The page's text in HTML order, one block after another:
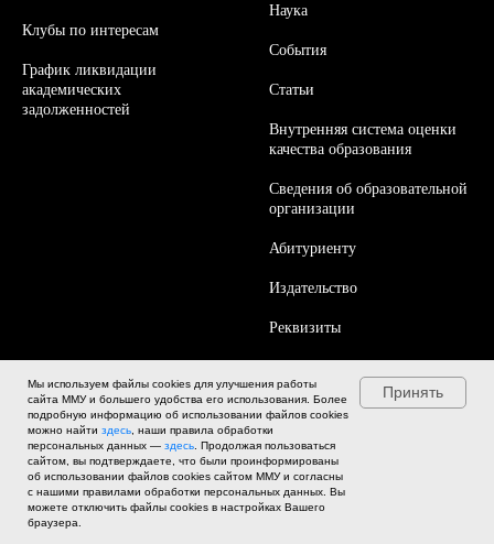
Клубы по интересам
График ликвидации
академических
задолженностей
Наука
События
Статьи
Внутренняя система оценки
качества образования
Сведения об образовательной
организации
Абитуриенту
Издательство
Реквизиты
Работа в ММУ
Мы используем файлы cookies для улучшения работы
сайта ММУ и большего удобства его использования. Более
подробную информацию об использовании файлов cookies
можно найти здесь , наши правила обработки
персональных данных — здесь . Продолжая пользоваться
сайтом, вы подтверждаете, что были проинформированы
об использовании файлов cookies сайтом ММУ и согласны
с нашими правилами обработки персональных данных. Вы
можете отключить файлы cookies в настройках Вашего
браузера.
Принять